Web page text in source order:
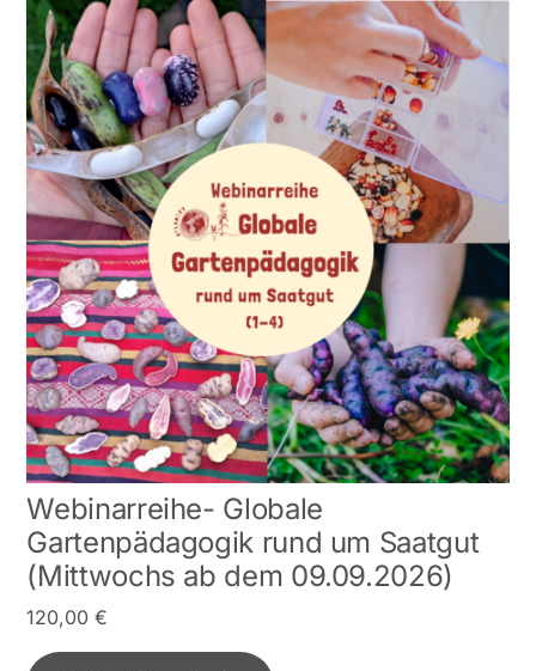
Webinarreihe- Globale
Gartenpädagogik rund um Saatgut
(Mittwochs ab dem 09.09.2026)
120,00€